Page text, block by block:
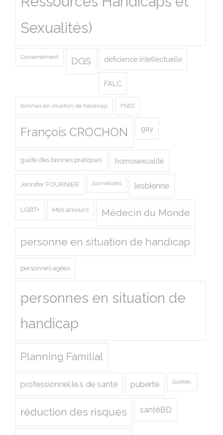
Sexualités)
Consentement DGS déficience intellectuelle
FALC
femmes en situation de handicap FNES
François CROCHON gay
guide des bonnes pratiques homosexualité
Jennifer FOURNIER journalistes lesbienne
LGBT+ Mes amours Médecin du Monde
personne en situation de handicap
personnes agées
personnes en situation de
handicap
Planning Familial
professionnel.le.s de santé puberté Quebec
réduction des risques santéBD